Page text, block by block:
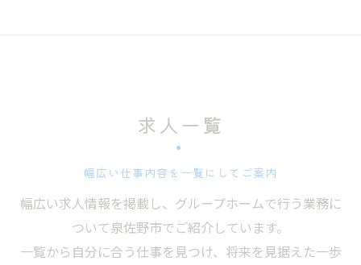
幅広い仕事内容を一覧にしてご案内
求人一覧
幅広い求人情報を掲載し、グループホームで行う業務に
ついて泉佐野市でご紹介しています。
一覧から自分に合う仕事を見つけ、将来を見据えた一歩